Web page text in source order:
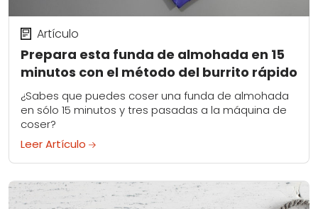
Prepara esta funda de almohada en 15
minutos con el método del burrito rápido
Artículo
¿Sabes que puedes coser una funda de almohada
en sólo 15 minutos y tres pasadas a la máquina de
coser?
Leer Artículo